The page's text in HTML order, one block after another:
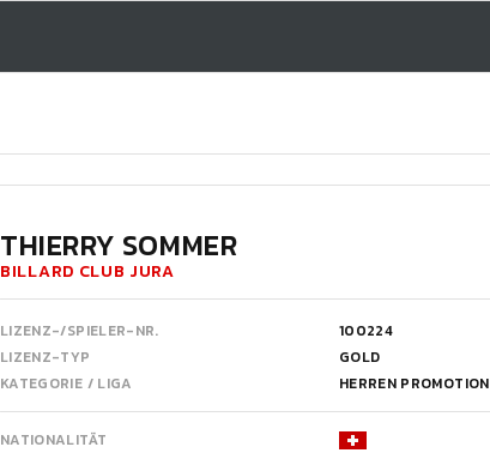
THIERRY SOMMER
BILLARD CLUB JURA
LIZENZ-/SPIELER-NR.
100224
LIZENZ-TYP
GOLD
KATEGORIE / LIGA
HERREN PROMOTION
NATIONALITÄT